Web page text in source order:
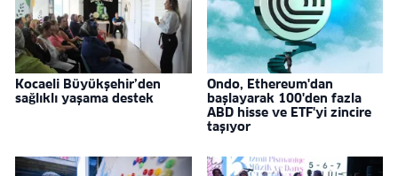
Kocaeli Büyükşehir’den
sağlıklı yaşama destek
Ondo, Ethereum'dan
başlayarak 100'den fazla
ABD hisse ve ETF'yi zincire
taşıyor